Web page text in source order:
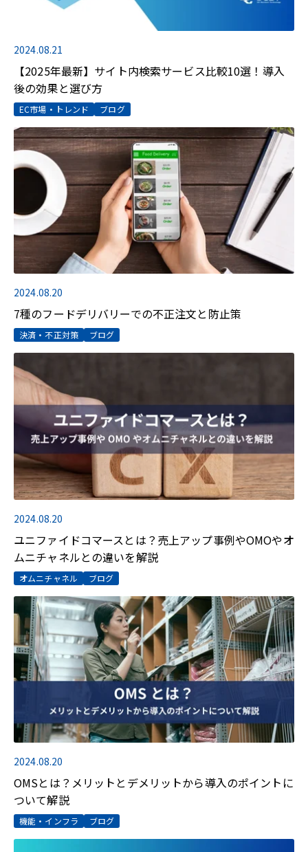
2024.08.21
【2025年最新】サイト内検索サービス比較10選！導入
後の効果と選び方
EC市場・トレンド ブログ
2024.08.20
7種のフードデリバリーでの不正注文と防止策
決済・不正対策 ブログ
2024.08.20
ユニファイドコマースとは？売上アップ事例やOMOやオ
ムニチャネルとの違いを解説
オムニチャネル ブログ
2024.08.20
OMSとは？メリットとデメリットから導入のポイントに
ついて解説
機能・インフラ ブログ